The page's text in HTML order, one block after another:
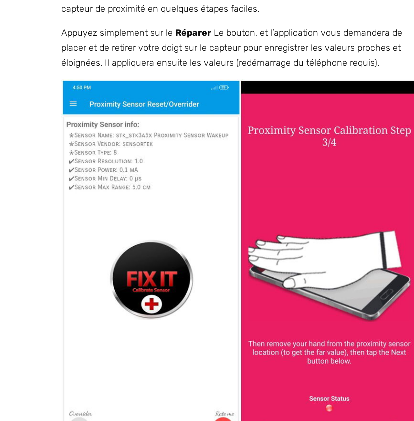
capteur de proximité en quelques étapes faciles.
Appuyez simplement sur le Réparer Le bouton, et l’application vous demandera de
placer et de retirer votre doigt sur le capteur pour enregistrer les valeurs proches et
éloignées. Il appliquera ensuite les valeurs (redémarrage du téléphone requis).